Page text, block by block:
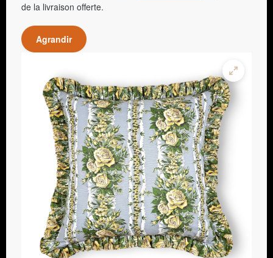
de la livraison offerte.
Agrandir